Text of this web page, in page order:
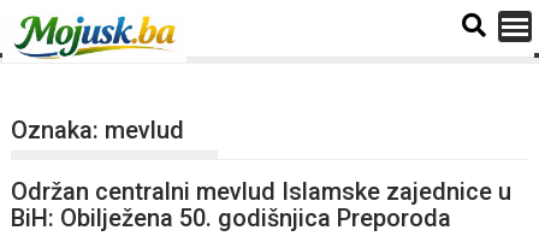
Oznaka: mevlud
Održan centralni mevlud Islamske zajednice u
BiH: Obilježena 50. godišnjica Preporoda